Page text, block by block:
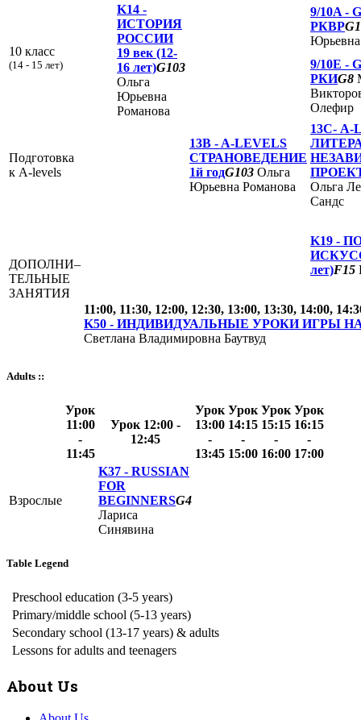
10 класс
(14 - 15 лет)
K14 -
ИСТОРИЯ
РОССИИ
19 век (12-
16 лет)G103
Ольга
Юрьевна
Романова
9/10A -
РКВР
9/10E -
РКИG8
Олефир
Подготовка
к A-levels
13B -A-LEVELS
СТРАНОВЕДЕНИЕ
1й годG103 Ольга
Юрьевна Романова
13С- A-
Ольга
Сандс
ДОПОЛНИ–
ТЕЛЬНЫЕ
ЗАНЯТИЯ
K19 -
лет)F15
11:00, 11:30, 12:00, 12:30, 13:00, 13:30, 14:00,
K50 - ИНДИВИДУАЛЬНЫЕ УРОКИ ИГРЫ
Светлана Владимировна Баутвуд
Adults ::
Урок
11:00
-
11:45
Урок 12:00 -
12:45
Урок
13:00
-
13:45
Урок
14:15
-
15:00
Урок
15:15
-
16:00
Урок
16:15
-
17:00
Взрослые
K37 - RUSSIAN
FOR
BEGINNERSG4
Лариса
Синявина
Table Legend
Preschool education (3-5 years)
Primary/middle school (5-13 years)
Secondary school (13-17 years) & adults
Lessons for adults and teenagers
About Us